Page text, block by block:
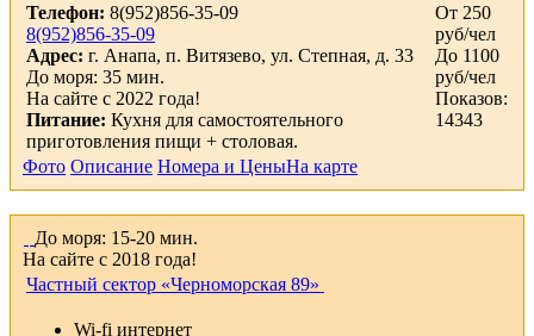
Телефон: 8(952)856-35-09
8(952)856-35-09
Адрес: г. Анапа, п. Витязево, ул. Степная, д. 33
До моря: 35 мин.
На сайте с 2022 года!
Питание: Кухня для самостоятельного
приготовления пищи + столовая.
От 250
руб/чел
До 1100
руб/чел
Показов:
14343
Фото Описание Номера и ЦеныНа карте
До моря: 15-20 мин.
На сайте с 2018 года!
Частный сектор «Черноморская 89»
Wi-fi интернет